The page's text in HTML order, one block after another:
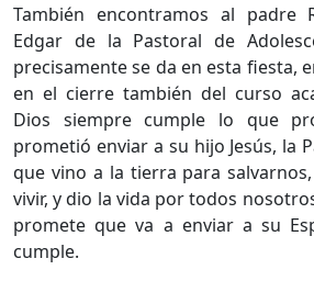
También encontramos al padre
Edgar de la Pastoral de
precisamente se da en esta fiesta,
en el cierre también del curso
Dios siempre cumple lo que
prometió enviar a su hijo Jesús, la
que vino a la tierra para
vivir, y dio la vida por todos
promete que va a enviar a su
cumple.